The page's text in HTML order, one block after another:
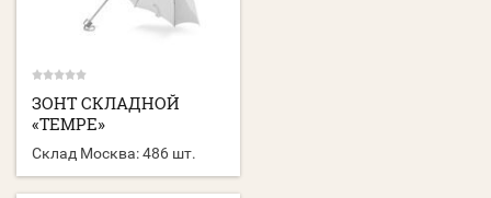
ЗОНТ СКЛАДНОЙ
«TEMPE»
Склад Москва:486 шт.